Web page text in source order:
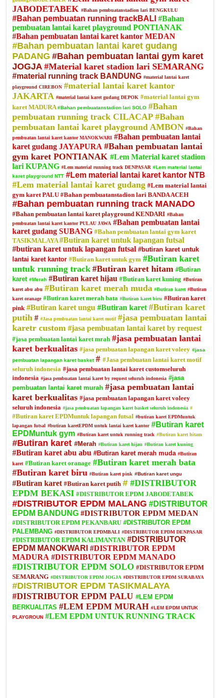
JABODETABEK #Bahan pembuatanstadion lari BENGKULU
#Bahan pembuatan running trackBALI #Bahan
pembuatan lantai karet playground PONTIANAK
#Bahan pembuatan lantai karet kantor MEDAN
#Bahan pembuatan lantai karet gudang
PADANG #Bahan pembuatan lantai gym karet
JOGJA #Material karet stadion lari SEMARANG
#material running track BANDUNG #material lantai karet
playground CIREBON #material lantai karet kantor
JAKARTA #material lantai karet gudang DEPOK #material lantai gym
karet MADURA#Bahan pembuatanstadion lari SOLO #Bahan
pembuatan running track CILACAP #Bahan
pembuatan lantai karet playground AMBON #Bahan
pembuatan lantai karet kantor MANOKWARI #Bahan pembuatan lantai
karet gudang JAYAPURA #Bahan pembuatan lantai
gym karet PONTIANAK #Lem Material karet stadion
lari KUPANG #Lem material running track DENPASAR #Lem material lantai
karet playground NTT #Lem material lantai karet kantor NTB
#Lem material lantai karet gudang #Lem material lantai
gym karet PALU #Bahan pembuatanstadion lari BANDA ACEH
#Bahan pembuatan running track MANADO
#Bahan pembuatan lantai karet playground KENDARI #Bahan
pembuatan lantai karet kantor PULAU JAWA #Bahan pembuatan lantai
karet gudang SUBANG #Bahan pembuatan lantai gym karet
TASIKMALAYA#Butiran karet untuk lapangan futsal
#butiran karet untuk lapangan futsal #butiran karet untuk
lantai karet kantor #Butiran karet untuk gym #Butiran karet
untuk running track #Butiran karet hitam #Butiran
karet #Merah #Butiran karet hijau #Butiran karet kuning #Butiran
karet abu abu #Butiran karet merah muda #Butiran karet #Butiran
karet oranage #Butiran karet merah bata #Butiran karet biru #Butiran karet
pink #Butiran karet ungu #Butiran karet #Butiran karet
putih # #Jasa pembuatan lantai karet motif #jasa pembuatan lantai
karetr custom #jasa pembuatan lantai karet by request
#jasa pembuatan lantai karet mrah #jasa pembuatan lantai
karet berkualitas #jasa pembuatan lapangan karet voleey #jasa
pembuatan lapangan karet basket # #Jasa pembuatan lantai karet motif
seluruh indonesia #jasa pembuatan lantai karet customseluruh
indonesia #jasa pembuatan lantai karet by request seluruh indonesia #jasa
pembuatan lantai karet murah #jasa pembuatan lantai
karet berkualitas #jasa pembuatan lapangan karet voleey
seluruh indonesia #jasa pembuatan lapangan karet basket seluruh indonesia #
#Butiran karet EPDMuntuk lapangan futsal #butiran karet EPDMuntuk
lapangan futsal #butiran karetEPDM untuk lantai karet kantor #Butiran karet
EPDMuntuk gym #Butiran karet untuk running track #Butiran karet hitam
#Butiran karet #Merah #Butiran karet hijau #Butiran karet kuning
#Butiran karet abu abu #Butiran karet merah muda #Butiran
karet #Butiran karet oranage #Butiran karet merah bata
#Butiran karet biru #Butiran karet pink #Butiran karet ungu
#Butiran karet #Butiran karet putih # #DISTRIBUTOR
EPDM BEKASI #DISTRIBUTOR EPDM JABODETABEK
#DISTRIBUTOR EPDM MALANG #DISTRIBUTOR
EPDM BANDUNG #DISTRIBUTOR EPDM MEDAN
#DISTRIBUTOR EPDM PEKANBARU #DISTRIBUTOR EPDM
PALEMBANG #DISTRIBUTOR EPDMBALI #DISTRIBUTOR EPDM DENPASAR
#DISTRIBUTOR EPDM KALIMANTAN #DISTRIBUTOR
EPDM MANOKWARI #DISTRIBUTOR EPDM
MADURA #DISTRIBUTOR EPDM MANADO
#DISTRIBUTOR EPDM SOLO #DISTRIBUTOR EPDM
SEMARANG #DISTRIBUTOR EPDM JOGJA #DISTRIBUTOR EPDM SURABAYA
#DISTRIBUTOR EPDM TASIKMALAYA
#DISTRIBUTOR EPDM PALU #LEM EPDM
BERKUALITAS #LEM EPDM MURAH #LEM EPDM UNTUK
PLAYGROUN #LEM EPDM UNTUK RUNNING TRACK